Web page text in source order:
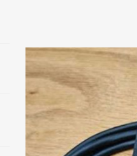
آ کی جی AKG